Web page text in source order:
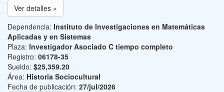
Ver detalles »
Dependencia: Instituto de Investigaciones en Matemáticas
Aplicadas y en Sistemas
Plaza: Investigador Asociado C tiempo completo
Registro: 06178-35
Sueldo: $25,359.20
Área: Historia Sociocultural
Fecha de publicación: 27/jul/2026